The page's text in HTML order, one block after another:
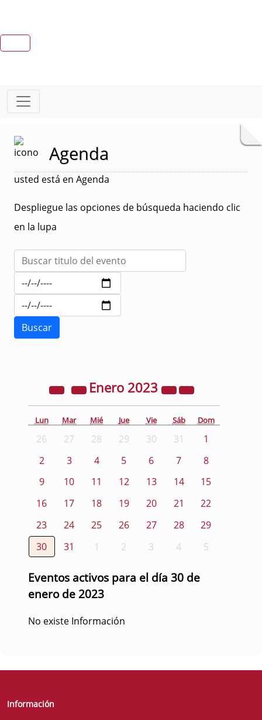
Agenda
usted está en Agenda
Despliegue las opciones de búsqueda haciendo clic
en la lupa
Enero 2023
Lun Mar Mié Jue Vie Sáb Dom
26 27 28 29 30 31
1
2
3 4 5 6 7
8
9
10 11 12 13 14
15
16
17 18 19 20 21
22
23
24 25 26 27 28
29
30
31 1 2 3 4 5
Eventos activos para el día 30 de
enero de 2023
No existe Información
Información